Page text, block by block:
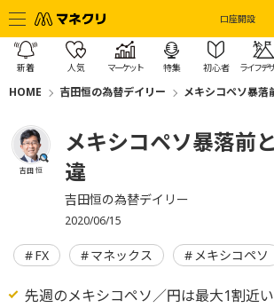
口座開設
新着 人気 マーケット 特集 初心者 ライフデ
HOME 吉田恒の為替デイリー メキシコペソ暴落
吉田 恒
メキシコペソ暴落前
違
吉田恒の為替デイリー
2020/06/15
FX マネックス メキシコペソ
先週のメキシコペソ／円は最大1割近